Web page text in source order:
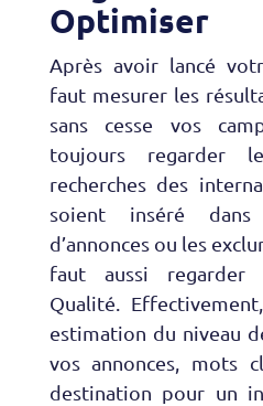
Optimiser
Après avoir lancé
faut mesurer les
sans cesse vos
toujours regarder
recherches des
soient inséré
d’annonces ou les
faut aussi
Qualité.
estimation du niveau
vos annonces, mots
destination pour un